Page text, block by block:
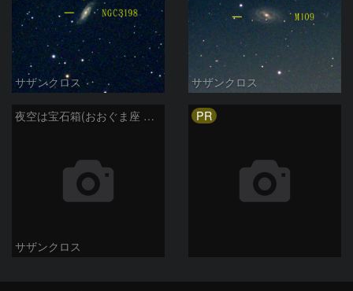
サザンクロス サザンクロス
夜空は宝石箱(おおぐま座 M108) Seestar50
サザンクロス
PR